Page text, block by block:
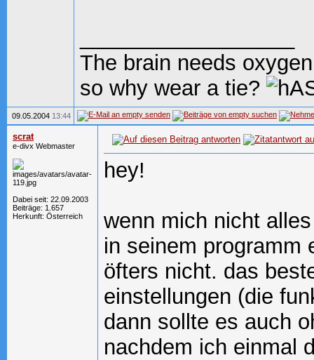
The brain needs
so why wear a tie?
09.05.2004 13:44
scrat
e-divx Webmaster
Dabei seit: 22.09.2003
Beiträge: 1.657
Herkunft: Österreich
hey!
wenn mich nicht
in seinem programm
öfters nicht. das
einstellungen (die
dann sollte es auch
nachdem ich einmal